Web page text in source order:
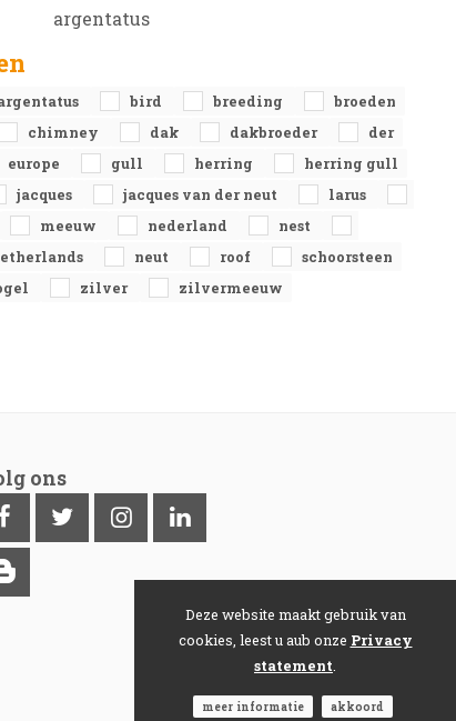
argentatus
bird breeding
broeden
chimney dak dakbroeder
der
europe gull herring
herring gull
jacques jacques van der neut
larus
meeuw nederland
nest
neut roof
schoorsteen
zilver zilvermeeuw
ons
Deze website maakt gebruik van
cookies, leest u aub onze Privacy
statement
meer informatie akkoord